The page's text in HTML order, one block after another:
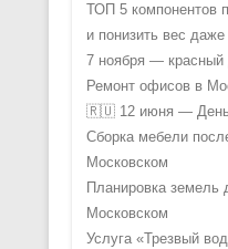
ТОП 5 компонентов
и понизить вес
7 ноября — красный
Ремонт офисов в
🇷🇺 12 июня — День
Сборка мебели
Московском
Планировка земель
Московском
Услуга «Трезвый